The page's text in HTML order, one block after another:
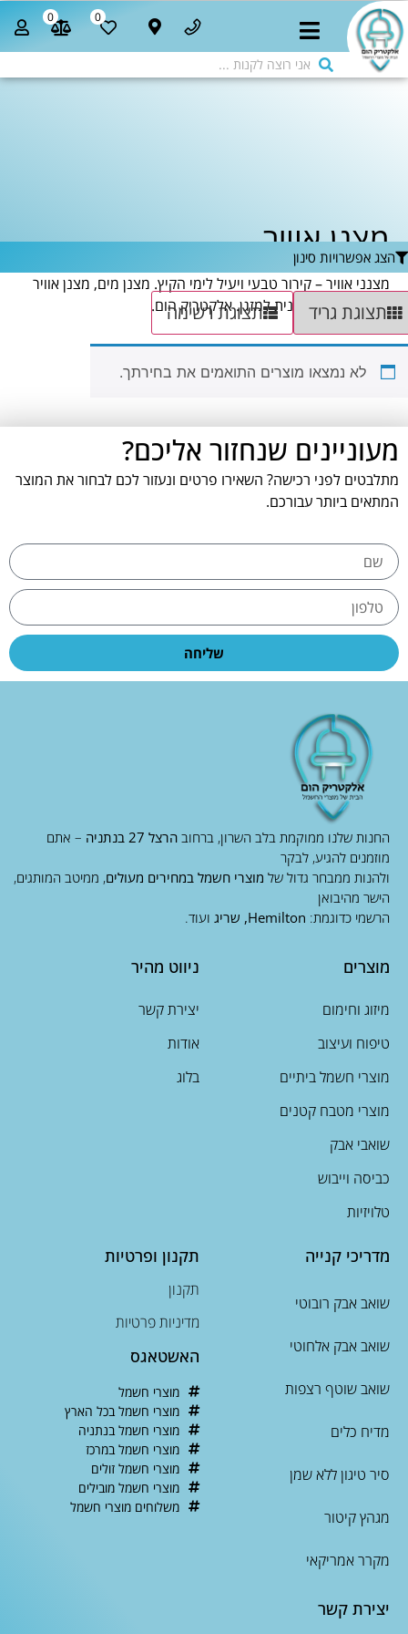
0
0
מצנן אוויר
מצנני אוויר – קירור טבעי ויעיל לימי הקיץ. מצנן מים, מצנן אוויר
נייד. חלופה חסכונית למזגן. אלקטריק הום.
הצג אפשרויות סינון
תצוגת גריד תצוגת רשימה
לא נמצאו מוצרים התואמים את בחירתך.
מעוניינים שנחזור אליכם?
מתלבטים לפני רכישה? השאירו פרטים ונעזור לכם לבחור את המוצר
המתאים ביותר עבורכם.
שליחה
החנות שלנו ממוקמת בלב השרון, ברחוב הרצל 27 בנתניה
– אתם
מוזמנים להגיע, לבקר
ולהנות ממבחר גדול של מוצרי חשמל במחירים מעולים, ממיטב המותגים,
הישר מהיבואן
הרשמי כדוגמת: Hemilton, שריג ועוד.
מוצרים
מיזוג וחימום
טיפוח ועיצוב
מוצרי חשמל ביתיים
מוצרי מטבח קטנים
שואבי אבק
כביסה וייבוש
טלויזיות
ניווט מהיר
יצירת קשר
אודות
בלוג
מדריכי קנייה
שואב אבק רובוטי
שואב אבק אלחוטי
שואב שוטף רצפות
מדיח כלים
סיר טיגון ללא שמן
מגהץ קיטור
מקרר אמריקאי
תקנון ופרטיות
תקנון
מדיניות פרטיות
האשטאגס
מוצרי חשמל
מוצרי חשמל בכל הארץ
מוצרי חשמל בנתניה
מוצרי חשמל במרכז
מוצרי חשמל זולים
מוצרי חשמל מובילים
משלוחים מוצרי חשמל
יצירת קשר